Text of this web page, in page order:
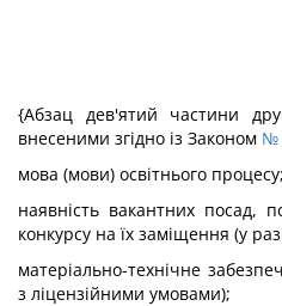
{Абзац дев'ятий частини
внесеними згідно із Законом №
мова (мови) освітнього процесу;
наявність вакантних посад,
конкурсу на їх заміщення (у
матеріально-технічне
з ліцензійними умовами);